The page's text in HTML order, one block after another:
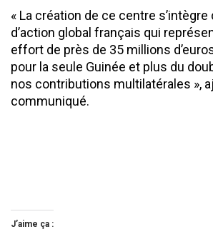
« La création de ce centre s’intègre
d’action global français qui
effort de près de 35 millions
pour la seule Guinée et plus du
nos contributions multilatérales »,
communiqué.
J’aime ça :